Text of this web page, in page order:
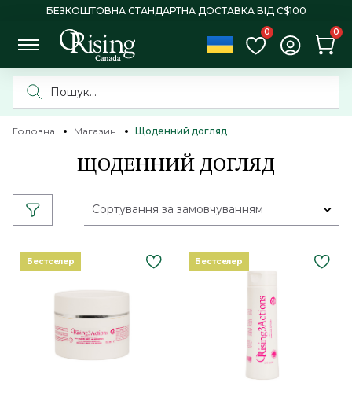
БЕЗКОШТОВНА СТАНДАРТНА ДОСТАВКА ВІД C$100
0 0
Головна Магазин Щоденний догляд
ЩОДЕННИЙ ДОГЛЯД
Сортування за замовчуванням
Бестселер Бестселер